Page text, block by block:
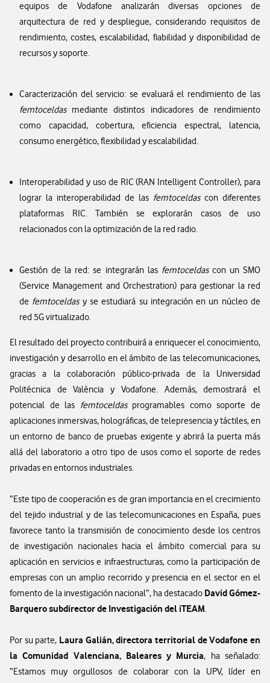
equipos de Vodafone analizarán diversas opciones de
arquitectura de red y despliegue, considerando requisitos de
rendimiento, costes, escalabilidad, fiabilidad y disponibilidad de
recursos y soporte.
Caracterización del servicio: se evaluará el rendimiento de las
femtoceldasmediante distintos indicadores de rendimiento
como capacidad, cobertura, eficiencia espectral, latencia,
consumo energético, flexibilidad y escalabilidad.
Interoperabilidad y uso de RIC (RAN Intelligent Controller), para
lograr la interoperabilidad de las femtoceldascon diferentes
plataformas RIC. También se explorarán casos de uso
relacionados con la optimización de la red radio.
Gestión de la red: se integrarán las femtoceldascon un SMO
(Service Management and Orchestration) para gestionar la red
de femtoceldasy se estudiará su integración en un núcleo de
red 5G virtualizado.
El resultado del proyecto contribuirá a enriquecer el conocimiento,
investigación y desarrollo en el ámbito de las telecomunicaciones,
gracias a la colaboración público-privada de la Universidad
Politécnica de València y Vodafone. Además, demostrará el
potencial de las femtoceldasprogramables como soporte de
aplicaciones inmersivas, holográficas, de telepresencia y táctiles, en
un entorno de banco de pruebas exigente y abrirá la puerta más
allá del laboratorio a otro tipo de usos como el soporte de redes
privadas en entornos industriales.
“Este tipo de cooperación es de gran importancia en el crecimiento
del tejido industrial y de las telecomunicaciones en España, pues
favorece tanto la transmisión de conocimiento desde los centros
de investigación nacionales hacia el ámbito comercial para su
aplicación en servicios e infraestructuras, como la participación de
empresas con un amplio recorrido y presencia en el sector en el
fomento de la investigación nacional”, ha destacado David Gómez-
Barquero subdirector de Investigación del iTEAM.
Por su parte, Laura Galián, directora territorial de Vodafone en
la Comunidad Valenciana, Baleares y Murcia, ha señalado:
“Estamos muy orgullosos de colaborar con la UPV, líder en